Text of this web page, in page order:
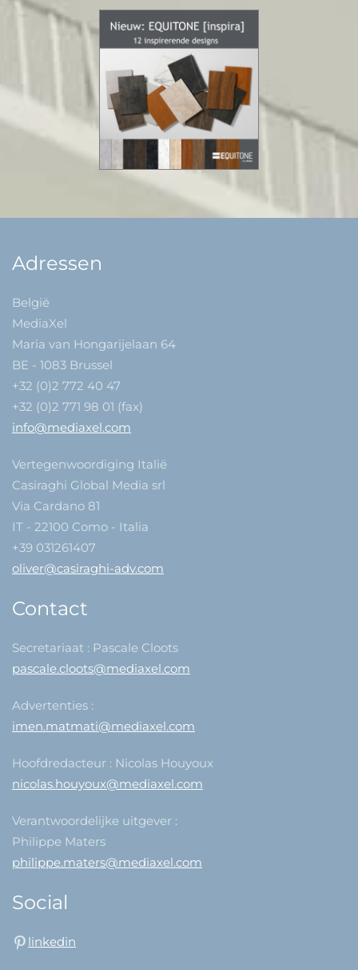
Adressen
België
MediaXel
Maria van Hongarijelaan 64
BE - 1083 Brussel
+32 (0)2 772 40 47
+32 (0)2 771 98 01 (fax)
info@mediaxel.com
Vertegenwoordiging Italië
Casiraghi Global Media srl
Via Cardano 81
IT - 22100 Como - Italia
+39 031261407
oliver@casiraghi-adv.com
Contact
Secretariaat : Pascale Cloots
pascale.cloots@mediaxel.com
Advertenties :
imen.matmati@mediaxel.com
Hoofdredacteur : Nicolas Houyoux
nicolas.houyoux@mediaxel.com
Verantwoordelijke uitgever :
Philippe Maters
philippe.maters@mediaxel.com
Social
linkedin